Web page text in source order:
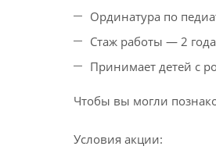
Ординатура по
Стаж работы — 2 года
Принимает детей с
Чтобы вы могли
Условия акции: